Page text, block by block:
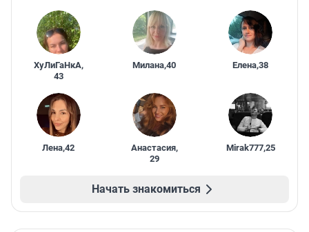
ХуЛиГаНкА,
43
Милана,40 Елена,38
Лена,42 Анастасия,
29
Mirak777,25
Начать знакомиться